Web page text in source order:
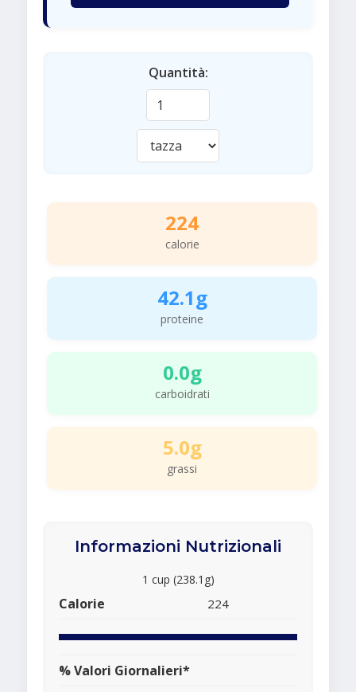
Quantità:
224
calorie
42.1g
proteine
0.0g
carboidrati
5.0g
grassi
Informazioni Nutrizionali
1 cup (238.1g)
Calorie 224
% Valori Giornalieri*